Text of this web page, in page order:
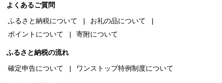
よくあるご質問
ふるさと納税について
お礼の品について
ポイントについて
寄附について
ふるさと納税の流れ
確定申告について
ワンストップ特例制度について